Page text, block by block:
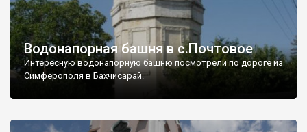
Водонапорная башня в с.Почтовое
Интересную водонапорную башню посмотрели по дороге из
Симферополя в Бахчисарай.